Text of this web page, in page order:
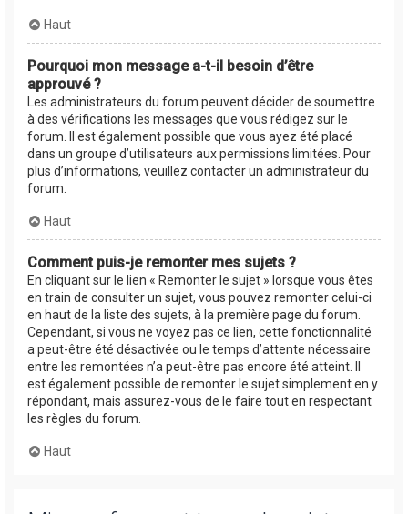
Haut
Pourquoi mon message a-t-il besoin d’être
approuvé ?
Les administrateurs du forum peuvent décider de soumettre
à des vérifications les messages que vous rédigez sur le
forum. Il est également possible que vous ayez été placé
dans un groupe d’utilisateurs aux permissions limitées. Pour
plus d’informations, veuillez contacter un administrateur du
forum.
Haut
Comment puis-je remonter mes sujets ?
En cliquant sur le lien « Remonter le sujet » lorsque vous êtes
en train de consulter un sujet, vous pouvez remonter celui-ci
en haut de la liste des sujets, à la première page du forum.
Cependant, si vous ne voyez pas ce lien, cette fonctionnalité
a peut-être été désactivée ou le temps d’attente nécessaire
entre les remontées n’a peut-être pas encore été atteint. Il
est également possible de remonter le sujet simplement en y
répondant, mais assurez-vous de le faire tout en respectant
les règles du forum.
Haut